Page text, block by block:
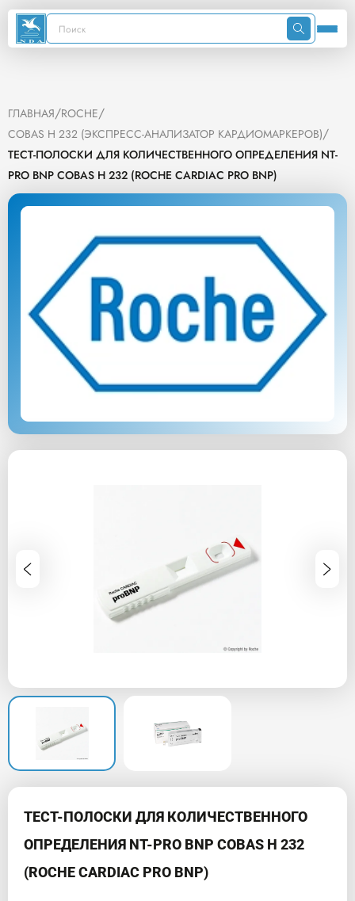
ГЛАВНАЯ/ROCHE/
COBAS H 232 (ЭКСПРЕСС-АНАЛИЗАТОР КАРДИОМАРКЕРОВ)/
ТЕСТ-ПОЛОСКИ ДЛЯ КОЛИЧЕСТВЕННОГО ОПРЕДЕЛЕНИЯ NT-
PRO BNP COBAS H 232 (ROCHE CARDIAC PRO BNP)
ТЕСТ-ПОЛОСКИ ДЛЯ КОЛИЧЕСТВЕННОГО
ОПРЕДЕЛЕНИЯ NT-PRO BNP COBAS H 232
(ROCHE CARDIAC PRO BNP)